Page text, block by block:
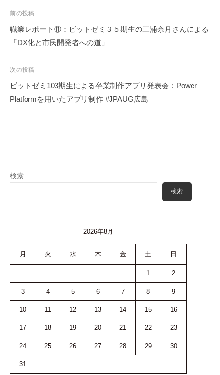
投
稿
ナ
ゲ
ー
シ
前の投稿
職業レポート⑪：ビットゼミ３５期生の三浦奈月さんによる
「DX化と市民開発者への道」
次の投稿
ビットゼミ103期生による卒業制作アプリ発表会：Power
Platformを用いたアプリ制作 #JPAUG広島
検索
検索
2026年8月
月 火 水 木 金 土 日
1 2
3 4 5 6 7 8 9
10 11 12 13 14 15 16
17 18 19 20 21 22 23
24 25 26 27 28 29 30
31